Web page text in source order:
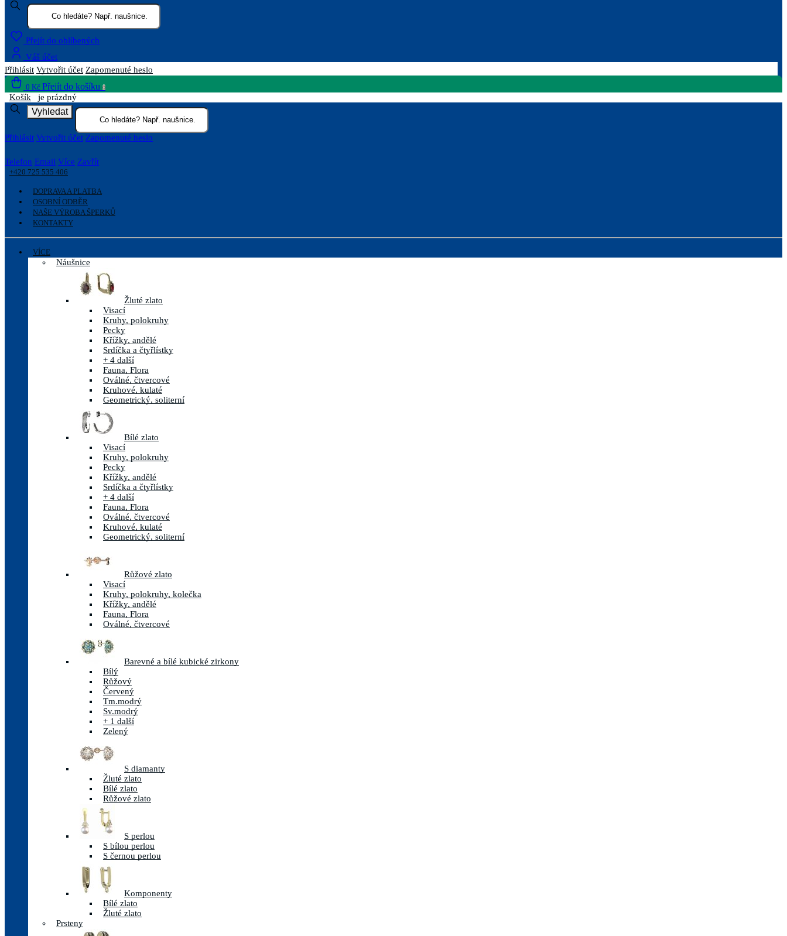
Přejít do oblíbených
Váš účet
Přihlásit Vytvořit účet Zapomenuté heslo
0 Kč Přejít do košíku 0
Košík je prázdný
Vyhledat
Přihlásit Vytvořit účet Zapomenuté heslo
Telefon Email Více Zavřít
+420 725 535 406
DOPRAVA A PLATBA
OSOBNÍ ODBĚR
NAŠE VÝROBA ŠPERKŮ
KONTAKTY
VÍCE
Náušnice
Žluté zlato
Visací
Kruhy, polokruhy
Pecky
Křížky, andělé
Srdíčka a čtyřlístky
+ 4 další
Fauna, Flora
Oválné, čtvercové
Kruhové, kulaté
Geometrický, soliterní
Bílé zlato
Visací
Kruhy, polokruhy
Pecky
Křížky, andělé
Srdíčka a čtyřlístky
+ 4 další
Fauna, Flora
Oválné, čtvercové
Kruhové, kulaté
Geometrický, soliterní
Růžové zlato
Visací
Kruhy, polokruhy, kolečka
Křížky, andělé
Fauna, Flora
Oválné, čtvercové
Barevné a bílé kubické zirkony
Bílý
Růžový
Červený
Tm.modrý
Sv.modrý
+ 1 další
Zelený
S diamanty
Žluté zlato
Bílé zlato
Růžové zlato
S perlou
S bílou perlou
S černou perlou
Komponenty
Bílé zlato
Žluté zlato
Prsteny